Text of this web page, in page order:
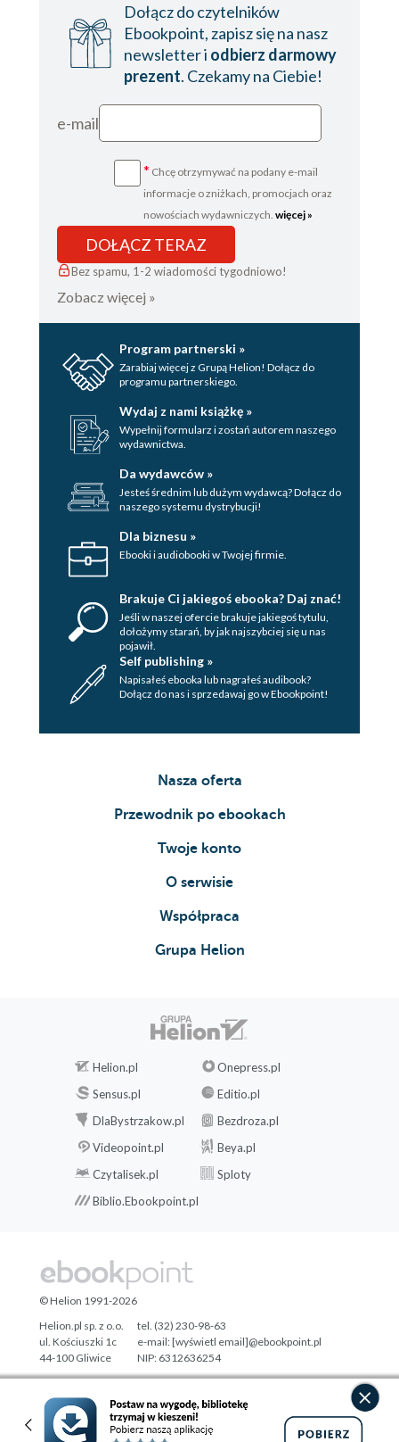
Dołącz do czytelników
Ebookpoint, zapisz się na nasz
newsletter i odbierz darmowy
prezent. Czekamy na Ciebie!
e-mail
* Chcę otrzymywać na podany e-mail
informacje o zniżkach, promocjach oraz
nowościach wydawniczych. więcej »
DOŁĄCZ TERAZ
Bez spamu, 1-2 wiadomości tygodniowo!
Zobacz więcej »
Program partnerski »
Zarabiaj więcej z Grupą Helion! Dołącz do
programu partnerskiego.
Wydaj z nami książkę »
Wypełnij formularz i zostań autorem naszego
wydawnictwa.
Da wydawców »
Jesteś średnim lub dużym wydawcą? Dołącz do
naszego systemu dystrybucji!
Dla biznesu »
Ebooki i audiobooki w Twojej firmie.
Brakuje Ci jakiegoś ebooka? Daj znać!
Jeśli w naszej ofercie brakuje jakiegoś tytulu,
dołożymy starań, by jak najszybciej się u nas
pojawił.
Self publishing »
Napisałeś ebooka lub nagrałeś audibook?
Dołącz do nas i sprzedawaj go w Ebookpoint!
Nasza oferta
Przewodnik po ebookach
Twoje konto
O serwisie
Współpraca
Grupa Helion
Helion.pl
Onepress.pl
Sensus.pl
Editio.pl
DlaBystrzakow.pl
Bezdroza.pl
Videopoint.pl
Beya.pl
Czytalisek.pl
Sploty
Biblio.Ebookpoint.pl
Designed with ♥ byTonik.pl
© Helion 1991-2026
Helion.pl sp. z o.o.
ul. Kościuszki 1c
44-100 Gliwice
tel. (32) 230-98-63
e-mail:[wyświetl email]@ebookpoint.pl
NIP: 6312636254
Regon: 241989027